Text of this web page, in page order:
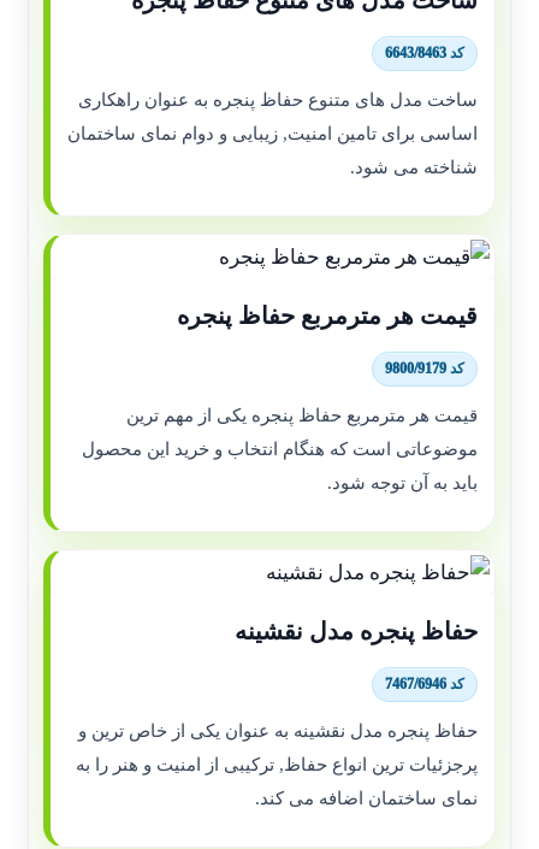
کد 6643/8463
ساخت مدل های متنوع حفاظ پنجره به عنوان راهکاری
اساسی برای تامین امنیت, زیبایی و دوام نمای ساختمان
شناخته می شود.
قیمت هر مترمربع حفاظ پنجره
کد 9800/9179
قیمت هر مترمربع حفاظ پنجره یکی از مهم ترین
موضوعاتی است که هنگام انتخاب و خرید این محصول
باید به آن توجه شود.
حفاظ پنجره مدل نقشینه
کد 7467/6946
حفاظ پنجره مدل نقشینه به عنوان یکی از خاص ترین و
پرجزئیات ترین انواع حفاظ, ترکیبی از امنیت و هنر را به
نمای ساختمان اضافه می کند.